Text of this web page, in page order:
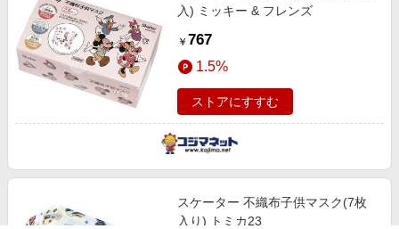
入) ミッキー & フレンズ
￥ 767
1.5%
ストアにすすむ
スケーター 不織布子供マスク(7枚
入り) トミカ23